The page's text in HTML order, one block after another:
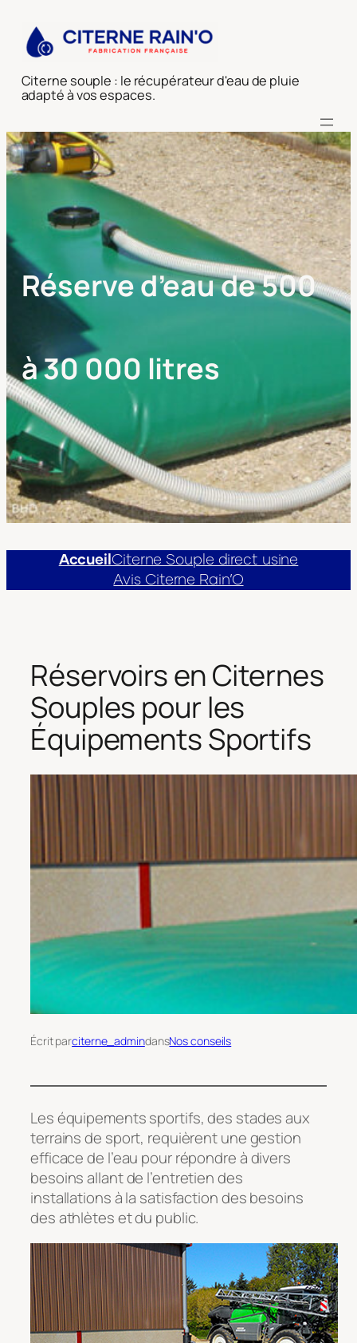
contenu
Citerne souple : le récupérateur d'eau de pluie
adapté à vos espaces.
Réserve d’eau de 500
à 30 000 litres
Accueil Citerne Souple direct usine
Avis Citerne Rain’O
Réservoirs en Citernes
Souples pour les
Équipements Sportifs
Écrit parciterne_admindansNos conseils
Les équipements sportifs, des stades aux
terrains de sport, requièrent une gestion
efficace de l’eau pour répondre à divers
besoins allant de l’entretien des
installations à la satisfaction des besoins
des athlètes et du public.